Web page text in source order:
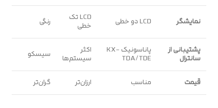
نمایشگر LCD دو خطی LCD تک
خطی رنگی
پشتیبانی از
سانترال
پاناسونیک KX-
TDA/TDE
اکثر
سیستم‌ها سیسکو
قیمت مناسب ارزان‌تر گران‌تر